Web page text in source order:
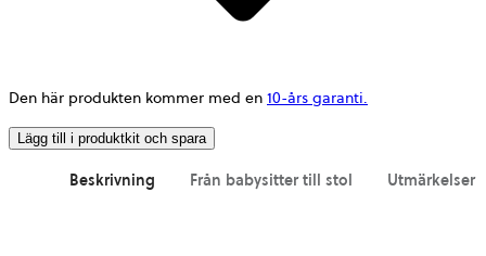
Den här produkten kommer med en 10-års garanti.
Lägg till i produktkit och spara
Beskrivning Från babysitter till stol